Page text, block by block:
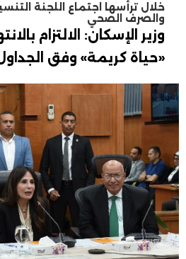
خلال ترأسها اجتماع اللجنة
والصرف الصحي
وزير الإسكان: الالتزام
«حياة كريمة» وفق